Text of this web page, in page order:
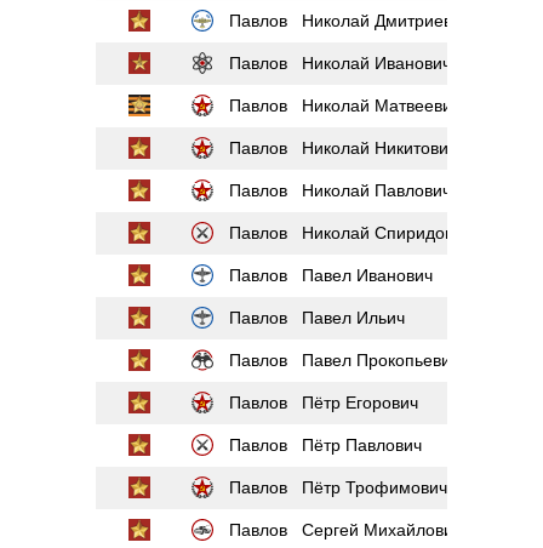
Павлов Николай Дмитриевич
Павлов Николай Иванович
Павлов Николай Матвеевич
Павлов Николай Никитович
Павлов Николай Павлович
Павлов Николай Спиридонович
Павлов Павел Иванович
Павлов Павел Ильич
Павлов Павел Прокопьевич
Павлов Пётр Егорович
Павлов Пётр Павлович
Павлов Пётр Трофимович
Павлов Сергей Михайлович